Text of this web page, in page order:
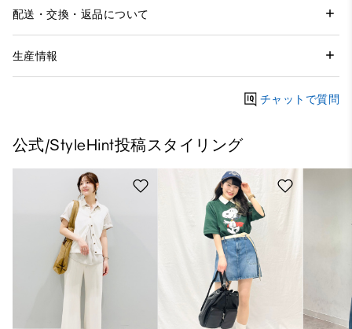
配送・交換・返品について
生産情報
チャットで質問
公式/StyleHint投稿スタイリング